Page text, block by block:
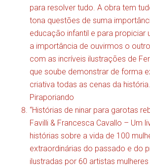
para resolver tudo. A obra tem
tona questões de suma
educação infantil e para propiciar
a importância de ouvirmos o
com as incríveis ilustrações de
que soube demonstrar de forma
criativa todas as cenas da
Piraporiando
“Histórias de ninar para garotas
Favilli & Francesca Cavallo – Um
histórias sobre a vida de 100
extraordinárias do passado e do
ilustradas por 60 artistas